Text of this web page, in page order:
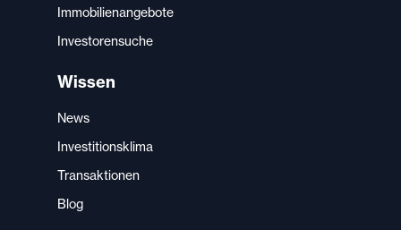
Immobilienangebote
Investorensuche
Wissen
News
Investitionsklima
Transaktionen
Blog